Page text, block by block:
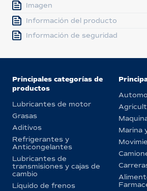
Imagen
Información del producto
Información de seguridad
Principales categorías de
productos
Lubricantes de motor
Grasas
Aditivos
Refrigerantes y
Anticongelantes
Lubricantes de
transmisiones y cajas de
cambio
Líquido de frenos
Marina